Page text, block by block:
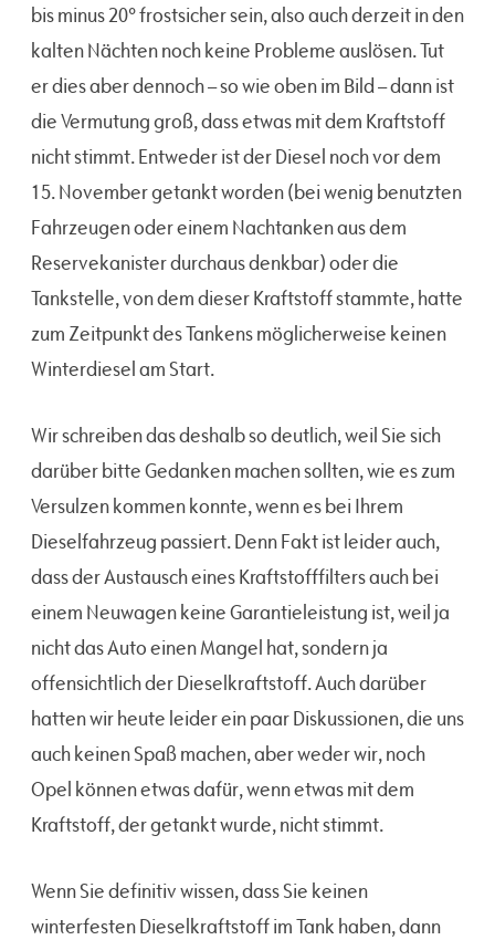
bis minus 20° frostsicher sein, also auch derzeit in den
kalten Nächten noch keine Probleme auslösen. Tut
er dies aber dennoch – so wie oben im Bild – dann ist
die Vermutung groß, dass etwas mit dem Kraftstoff
nicht stimmt. Entweder ist der Diesel noch vor dem
15. November getankt worden (bei wenig benutzten
Fahrzeugen oder einem Nachtanken aus dem
Reservekanister durchaus denkbar) oder die
Tankstelle, von dem dieser Kraftstoff stammte, hatte
zum Zeitpunkt des Tankens möglicherweise keinen
Winterdiesel am Start.
Wir schreiben das deshalb so deutlich, weil Sie sich
darüber bitte Gedanken machen sollten, wie es zum
Versulzen kommen konnte, wenn es bei Ihrem
Dieselfahrzeug passiert. Denn Fakt ist leider auch,
dass der Austausch eines Kraftstofffilters auch bei
einem Neuwagen keine Garantieleistung ist, weil ja
nicht das Auto einen Mangel hat, sondern ja
offensichtlich der Dieselkraftstoff. Auch darüber
hatten wir heute leider ein paar Diskussionen, die uns
auch keinen Spaß machen, aber weder wir, noch
Opel können etwas dafür, wenn etwas mit dem
Kraftstoff, der getankt wurde, nicht stimmt.
Wenn Sie definitiv wissen, dass Sie keinen
winterfesten Dieselkraftstoff im Tank haben, dann